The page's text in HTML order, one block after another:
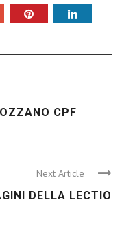
CPF
Next Article
DELLA LECTIO